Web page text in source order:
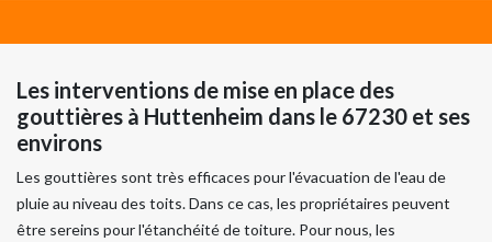
Les interventions de mise en place des
gouttières à Huttenheim dans le 67230 et ses
environs
Les gouttières sont très efficaces pour l'évacuation de l'eau de
pluie au niveau des toits. Dans ce cas, les propriétaires peuvent
être sereins pour l'étanchéité de toiture. Pour nous, les